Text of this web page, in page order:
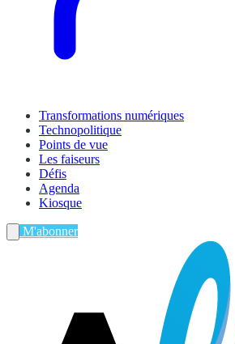
Transformations numériques
Technopolitique
Points de vue
Les faiseurs
Défis
Agenda
Kiosque
M'abonner